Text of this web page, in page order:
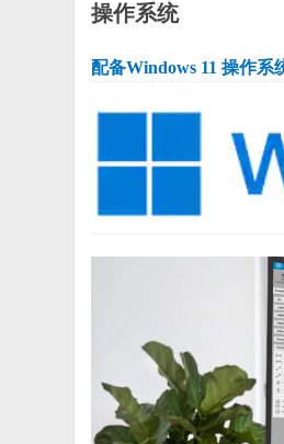
操作系统
配备Windows 11 操作系